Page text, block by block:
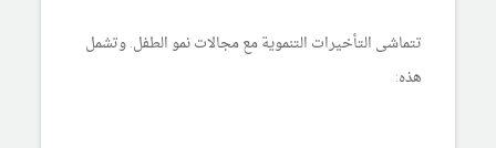
تتماشى التأخيرات التنموية مع مجالات نمو الطفل. وتشمل
هذه: